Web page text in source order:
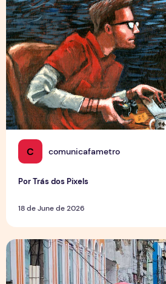
C comunicafametro
Por Trás dos Pixels
18 de June de 2026
Copa aquece vendas em setores